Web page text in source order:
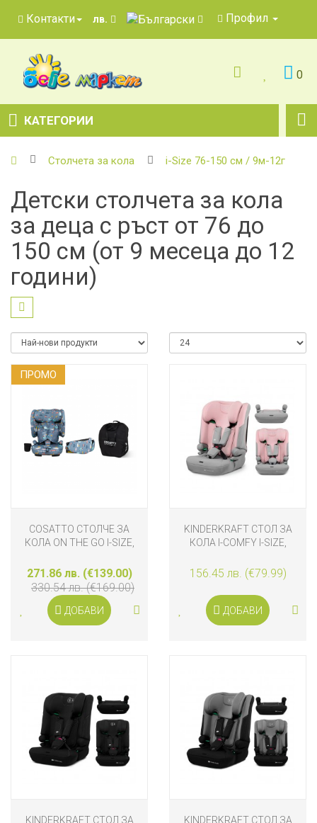
Контакти лв. Профил
0
КАТЕГОРИИ
Столчета за кола i-Size 76-150 см / 9м-12г
Детски столчета за кола
за деца с ръст от 76 до
150 см (от 9 месеца до 12
години)
ПРОМO
COSATTO СТОЛЧЕ ЗА
КОЛА ON THE GO I-SIZE,
271.86 лв. (€139.00)
330.54 лв. (€169.00)
ДОБАВИ
KINDERKRAFT СТОЛ ЗА
КОЛА I-COMFY I-SIZE,
156.45 лв. (€79.99)
ДОБАВИ
KINDERKRAFT СТОЛ ЗА
KINDERKRAFT СТОЛ ЗА